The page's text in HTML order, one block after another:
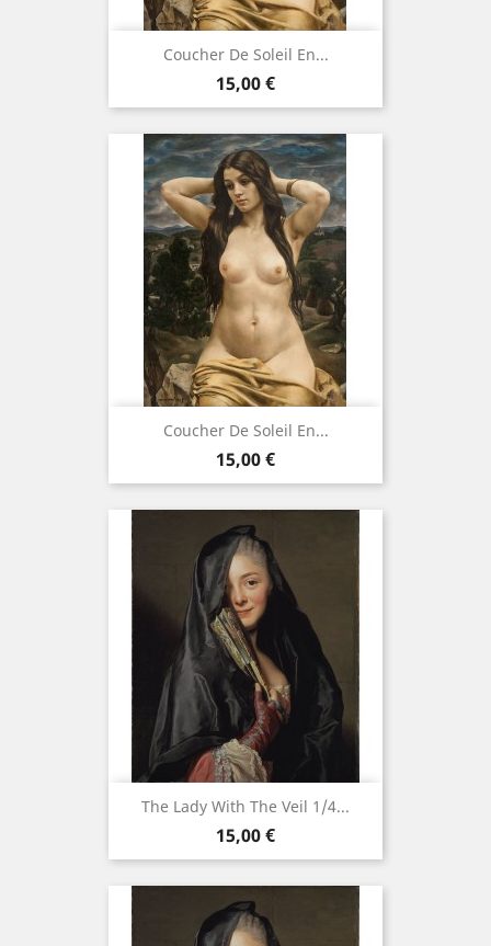
Coucher De Soleil En...
Prix
15,00 €
Coucher De Soleil En...
Prix
15,00 €
The Lady With The Veil 1/4...
Prix
15,00 €